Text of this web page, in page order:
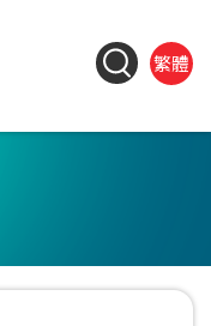
&
Font
繁體